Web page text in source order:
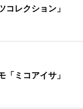
コレクション」
「ミコアイサ」